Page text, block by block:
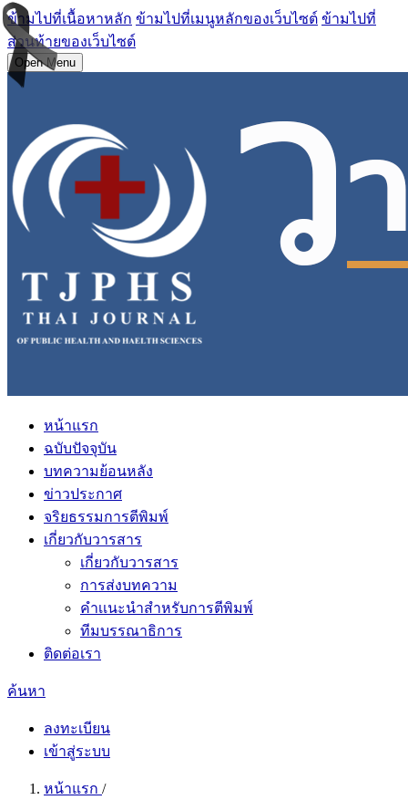
ข้ามไปที่เนื้อหาหลัก ข้ามไปที่เมนูหลักของเว็บไซต์ ข้ามไปที่
ส่วนท้ายของเว็บไซต์
Open Menu
หน้าแรก
ฉบับปัจจุบัน
บทความย้อนหลัง
ข่าวประกาศ
จริยธรรมการตีพิมพ์
เกี่ยวกับวารสาร
เกี่ยวกับวารสาร
การส่งบทความ
คำเเนะนำสำหรับการตีพิมพ์
ทีมบรรณาธิการ
ติดต่อเรา
ค้นหา
ลงทะเบียน
เข้าสู่ระบบ
หน้าแรก /